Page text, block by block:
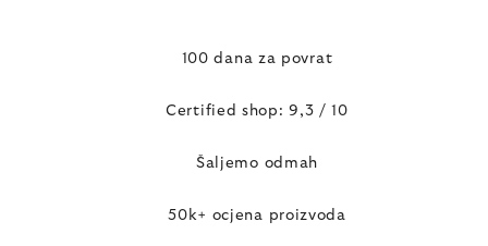
100 dana za povrat
Certified shop: 9,3 / 10
Šaljemo odmah
50k+ ocjena proizvoda